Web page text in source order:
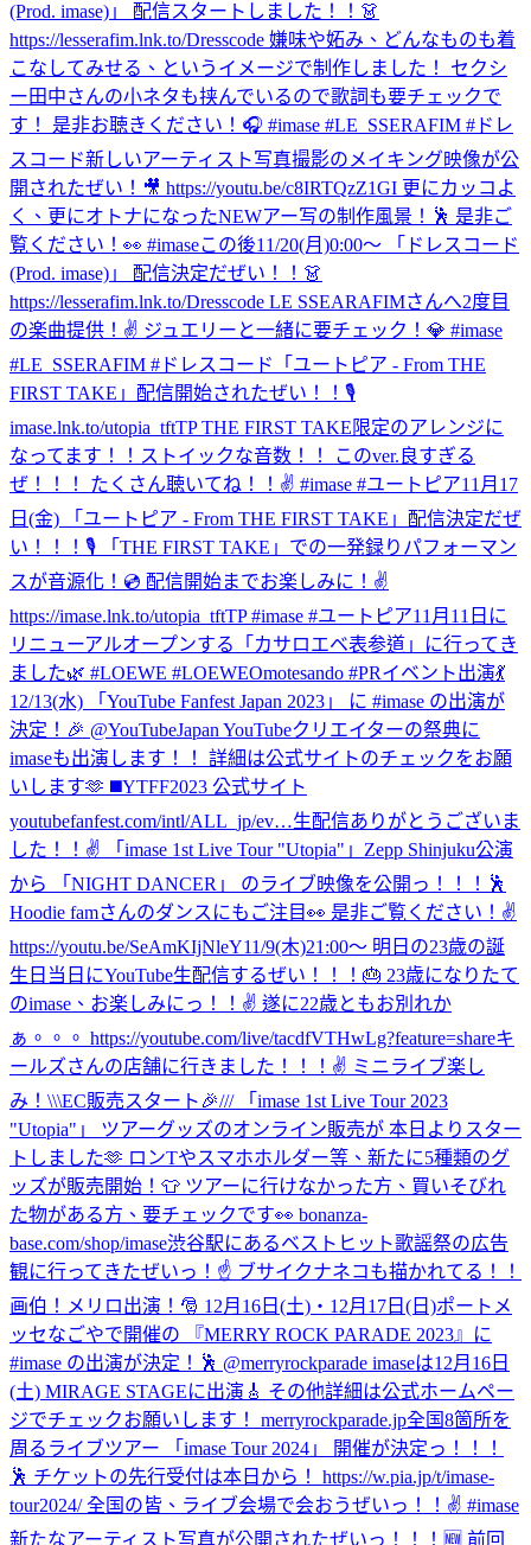
(Prod. imase)」 配信スタートしました！！👗
https://lesserafim.lnk.to/Dresscode 嫌味や妬み、どんなものも着
こなしてみせる、というイメージで制作しました！ セクシ
ー田中さんの小ネタも挟んでいるので歌詞も要チェックで
す！ 是非お聴きください！🎧 #imase #LE_SSERAFIM #ドレ
スコード新しいアーティスト写真撮影のメイキング映像が公
開されたぜい！🎥 https://youtu.be/c8IRTQzZ1GI 更にカッコよ
く、更にオトナになったNEWアー写の制作風景！🕺 是非ご
覧ください！👀 #imaseこの後11/20(月)0:00〜 「ドレスコード
(Prod. imase)」 配信決定だぜい！！👗
https://lesserafim.lnk.to/Dresscode LE SSEARAFIMさんへ2度目
の楽曲提供！✌️ ジュエリーと一緒に要チェック！💎 #imase
#LE_SSERAFIM #ドレスコード
「ユートピア - From THE
FIRST TAKE」配信開始されたぜい！！🎙
imase.lnk.to/utopia_tftTP THE FIRST TAKE限定のアレンジに
なってます！！ストイックな音数！！ このver.良すぎる
ぜ！！！ たくさん聴いてね！！✌️ #imase #ユートピア11月17
日(金) 「ユートピア - From THE FIRST TAKE」配信決定だぜ
い！！！🎙 「THE FIRST TAKE」での一発録りパフォーマン
スが音源化！💿 配信開始までお楽しみに！✌️
https://imase.lnk.to/utopia_tftTP #imase #ユートピア11月11日に
リニューアルオープンする「カサロエベ表参道」に行ってき
ました🌿 #LOEWE #LOEWEOmotesando #PRイベント出演💃
12/13(水) 「YouTube Fanfest Japan 2023」 に #imase の出演が
決定！🎉 @YouTubeJapan YouTubeクリエイターの祭典に
imaseも出演します！！ 詳細は公式サイトのチェックをお願
いします🫶 ◼️YTFF2023 公式サイト
youtubefanfest.com/intl/ALL_jp/ev…生配信ありがとうございま
した！！✌️ 「imase 1st Live Tour "Utopia"」Zepp Shinjuku公演
から 「NIGHT DANCER」 のライブ映像を公開っ！！！🕺
Hoodie famさんのダンスにもご注目👀 是非ご覧ください！✌️
https://youtu.be/SeAmKIjNleY11/9(木)21:00〜 明日の23歳の誕
生日当日にYouTube生配信するぜい！！！🎂 23歳になりたて
のimase、お楽しみにっ！！✌️ 遂に22歳ともお別れか
ぁ。。。 https://youtube.com/live/tacdfVTHwLg?feature=shareキ
ールズさんの店舗に行きました！！！✌️ ミニライブ楽し
み！ \\\EC販売スタート🎉/// 「imase 1st Live Tour 2023
"Utopia"」 ツアーグッズのオンライン販売が 本日よりスター
トしました🫶 ロンTやスマホホルダー等、新たに5種類のグ
ッズが販売開始！👕 ツアーに行けなかった方、買いそびれ
た物がある方、要チェックです👀 bonanza-
base.com/shop/imase渋谷駅にあるベストヒット歌謡祭の広告
観に行ってきたぜいっ！☝️ ブサイクナネコも描かれてる！！
画伯！ メリロ出演！🎅 12月16日(土)・12月17日(日)ポートメ
ッセなごやで開催の 『MERRY ROCK PARADE 2023』に
#imase の出演が決定！🕺 @merryrockparade imaseは12月16日
(土) MIRAGE STAGEに出演🎸 その他詳細は公式ホームペー
ジでチェックお願いします！ merryrockparade.jp全国8箇所を
周るライブツアー 「imase Tour 2024」 開催が決定っ！！！
🕺 チケットの先行受付は本日から！ https://w.pia.jp/t/imase-
tour2024/ 全国の皆、ライブ会場で会おうぜいっ！！✌️ #imase
新たなアーティスト写真が公開されたぜいっ！！！🆕 前回